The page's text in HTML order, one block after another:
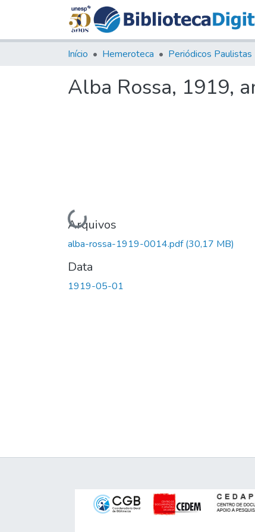
Início Hemeroteca Periódicos Paulistas
Alba Rossa, 1919,
Carregando...
Arquivos
alba-rossa-1919-0014.pdf(30,17 MB)
Data
1919-05-01